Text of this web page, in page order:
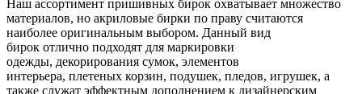
Наш ассортимент пришивных бирок охватывает множество
материалов, но акриловые бирки по праву считаются
наиболее оригинальным выбором. Данный вид
бирок отлично подходят для маркировки
одежды, декорирования сумок, элементов
интерьера, плетеных корзин, подушек, пледов, игрушек, а
также служат эффектным дополнением к дизайнерским